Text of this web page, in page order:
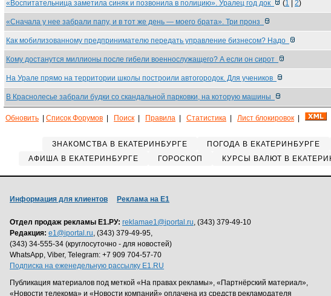
«Воспитательница заметила синяк и позвонила в полицию». Уралец год док (1 2)
«Сначала у нее забрали папу, и в тот же день — моего брата». Три пронз
Как мобилизованному предпринимателю передать управление бизнесом? Надо
Кому достанутся миллионы после гибели военнослужащего? А если он сирот
На Урале прямо на территории школы построили автогородок. Для учеников
В Краснолесье забрали будки со скандальной парковки, на которую машины
Обновить Список Форумов Поиск Правила Статистика Лист блокировок
ЗНАКОМСТВА В ЕКАТЕРИНБУРГЕ ПОГОДА В ЕКАТЕРИНБУРГЕ
АФИША В ЕКАТЕРИНБУРГЕ
ГОРОСКОП КУРСЫ ВАЛЮТ В
Информация для клиентов Реклама на Е1
Отдел продаж рекламы Е1.РУ: reklamae1@iportal.ru, (343) 379-49-10
Редакция: e1@iportal.ru, (343) 379-49-95,
(343) 34-555-34 (круглосуточно - для новостей)
WhatsApp, Viber, Telegram: +7 909 704-57-70
Подписка на еженедельную рассылку E1.RU
Публикация материалов под меткой «На правах рекламы», «Партнёрский материал»,
«Новости телекома» и «Новости компаний» оплачена из средств рекламодателя